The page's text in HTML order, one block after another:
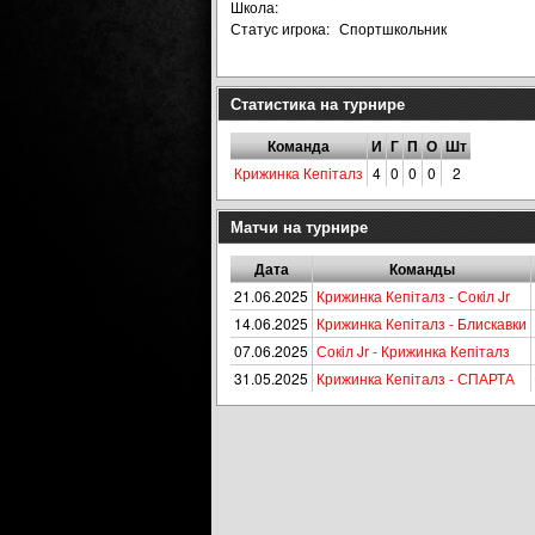
Школа:
Статус игрока: Спортшкольник
Статистика на турнире
Команда И Г П О Шт
Крижинка Кепіталз 4 0 0 0 2
Матчи на турнире
Дата Команды
21.06.2025 Крижинка Кепіталз - Сокiл Jr
14.06.2025 Крижинка Кепіталз - Блискавки
07.06.2025 Сокiл Jr - Крижинка Кепіталз
31.05.2025 Крижинка Кепіталз - СПАРТА